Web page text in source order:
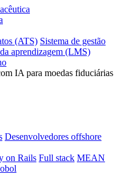
(ATS) Sistema de gestão
aprendizagem (LMS)
IA para moedas fiduciárias
Desenvolvedores offshore
on Rails Full stack MEAN